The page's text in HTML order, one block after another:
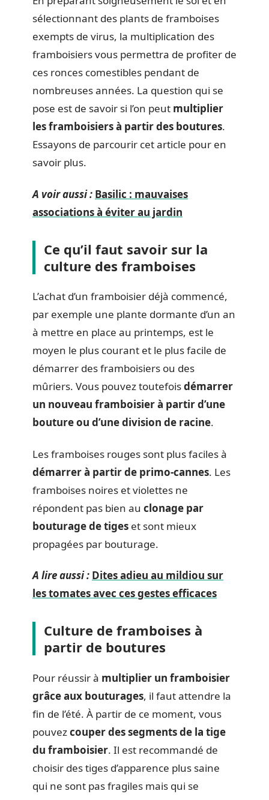
sélectionnant des plants de framboises
exempts de virus, la multiplication des
framboisiers vous permettra de profiter de
ces ronces comestibles pendant de
nombreuses années. La question qui se
pose est de savoir si l’on peut multiplier
les framboisiers à partir des boutures.
Essayons de parcourir cet article pour en
savoir plus.
A voir aussi : Basilic : mauvaises
associations à éviter au jardin
Ce qu’il faut savoir sur la
culture des framboises
L’achat d’un framboisier déjà commencé,
par exemple une plante dormante d’un an
à mettre en place au printemps, est le
moyen le plus courant et le plus facile de
démarrer des framboisiers ou des
mûriers. Vous pouvez toutefoisdémarrer
un nouveau framboisier à partir d’une
bouture ou d’une division de racine.
Les framboises rouges sont plus faciles à
démarrer à partir de primo-cannes. Les
framboises noires et violettes ne
répondent pas bien au clonage par
bouturage de tiges et sont mieux
propagées par bouturage.
A lire aussi : Dites adieu au mildiou sur
les tomates avec ces gestes efficaces
Culture de framboises à
partir de boutures
Pour réussir à multiplier un framboisier
grâce aux bouturages, il faut attendre la
fin de l’été. À partir de ce moment, vous
pouvezcouper dessegments de la tige
du framboisier. Il est recommandé de
choisir des tiges d’apparence plus saine
qui ne sont pas fragiles mais qui se